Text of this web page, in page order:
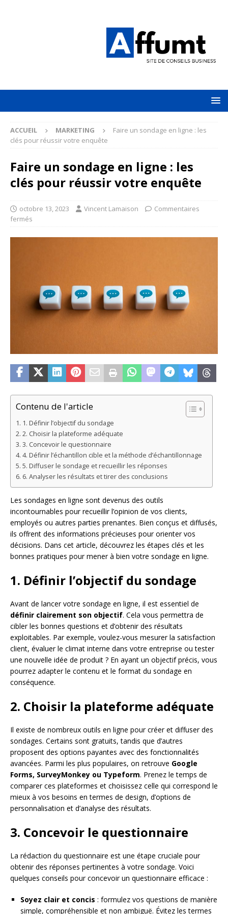
ACCUEIL MARKETING
Faire un sondage en ligne : les
clés pour réussir votre enquête
Faire un sondage en ligne : les
clés pour réussir votre enquête
octobre 13, 2023 Vincent Lamaison
Commentaires
fermés
Contenu de l'article
1. Définir l’objectif du sondage
2. Choisir la plateforme adéquate
3. Concevoir le questionnaire
4. Définir l’échantillon cible et la méthode d’échantillonnage
5. Diffuser le sondage et recueillir les réponses
6. Analyser les résultats et tirer des conclusions
Les sondages en ligne sont devenus des outils
incontournables pour recueillir l’opinion de vos clients,
employés ou autres parties prenantes. Bien conçus et diffusés,
ils offrent des informations précieuses pour orienter vos
décisions. Dans cet article, découvrez les étapes clés et les
bonnes pratiques pour mener à bien votre sondage en ligne.
1. Définir l’objectif du sondage
Avant de lancer votre sondage en ligne, il est essentiel de
définir clairement son objectif. Cela vous permettra de
cibler les bonnes questions et d’obtenir des résultats
exploitables. Par exemple, voulez-vous mesurer la satisfaction
client, évaluer le climat interne dans votre entreprise ou tester
une nouvelle idée de produit ? En ayant un objectif précis, vous
pourrez adapter le contenu et le format du sondage en
conséquence.
2. Choisir la plateforme adéquate
Il existe de nombreux outils en ligne pour créer et diffuser des
sondages. Certains sont gratuits, tandis que d’autres
proposent des options payantes avec des fonctionnalités
avancées. Parmi les plus populaires, on retrouve Google
Forms, SurveyMonkey ou Typeform. Prenez le temps de
comparer ces plateformes et choisissez celle qui correspond le
mieux à vos besoins en termes de design, d’options de
personnalisation et d’analyse des résultats.
3. Concevoir le questionnaire
La rédaction du questionnaire est une étape cruciale pour
obtenir des réponses pertinentes à votre sondage. Voici
quelques conseils pour concevoir un questionnaire efficace :
Soyez clair et concis : formulez vos questions de manière
simple, compréhensible et non ambiguë. Évitez les termes